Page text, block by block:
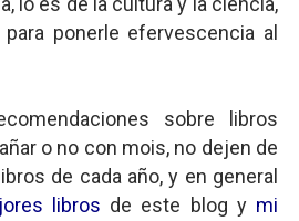
ponerle efervescencia al
sobre libros
o no con mois, no dejen de
de cada año, y en general
libros de este blog y mi